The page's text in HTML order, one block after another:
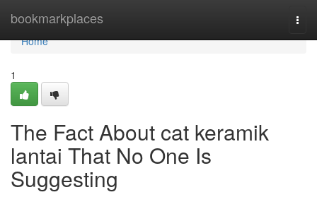
bookmarkplaces
Home
Home
1
The Fact About cat keramik
lantai That No One Is
Suggesting